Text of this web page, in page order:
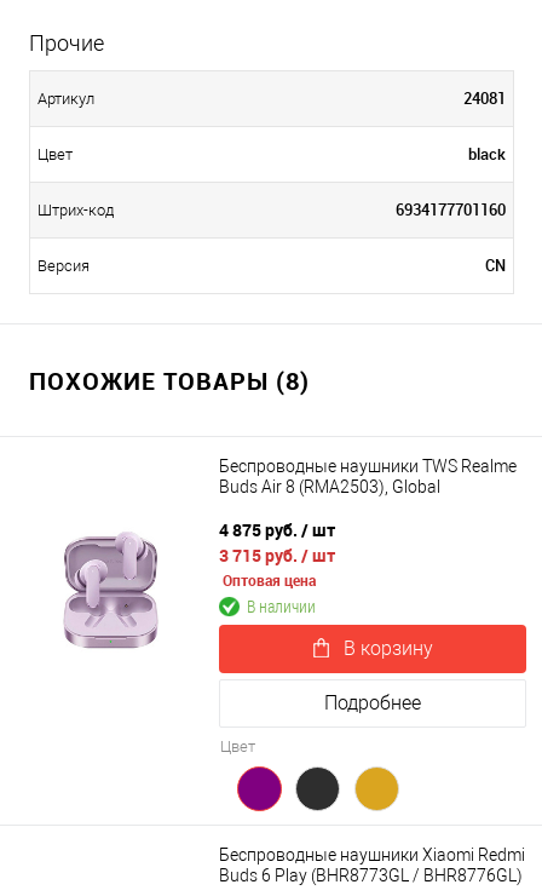
Прочие
Артикул 24081
Цвет black
Штрих-код 6934177701160
Версия CN
ПОХОЖИЕ ТОВАРЫ (8)
Беспроводные наушники TWS Realme
Buds Air 8 (RMA2503), Global
4 875 руб. / шт
3 715 руб. / шт
Оптовая цена
В наличии
В корзину
Подробнее
Цвет
Беспроводные наушники Xiaomi Redmi
Buds 6 Play (BHR8773GL / BHR8776GL)